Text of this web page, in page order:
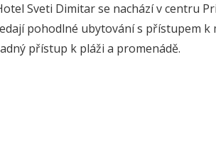
Sveti Dimitar se nachází v centru
pohodlné ubytování s přístupem k
přístup k pláži a promenádě.